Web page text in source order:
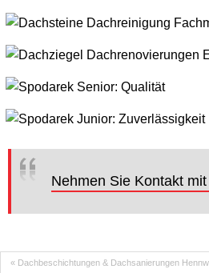
Nehmen Sie Kontakt
« Dachbeschichtungen & Dachsanierungen